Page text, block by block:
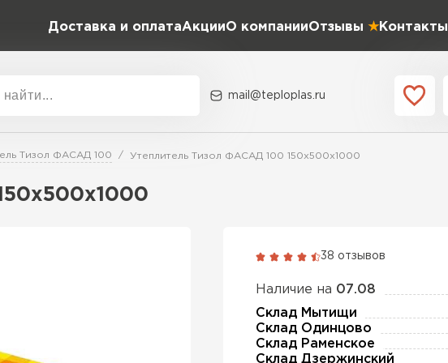
Доставка и оплатаАкцииО компанииОтзывы Контакты
mail@teploplas.ru
Тизол ФАСАД 100 Утеплитель Тизол ФАСАД 100 150х500х1000
38 отзывов
Наличие на 07.08
Склад Мытищи
Склад Одинцово
Склад Раменское
Склад Дзержинский
ПЕРЕЙТИ
Утеплитель Дирок
ПЕРЕЙТИ